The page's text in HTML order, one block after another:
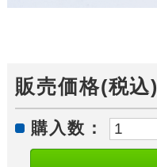
販売価格(税込)
購入数：